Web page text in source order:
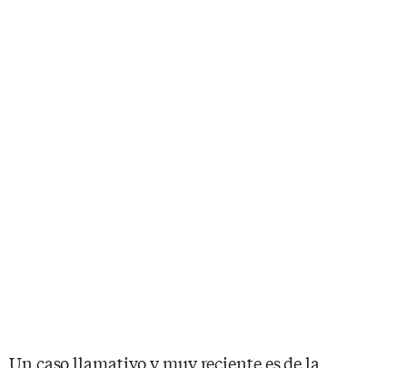
Un caso llamativo y muy reciente es de la